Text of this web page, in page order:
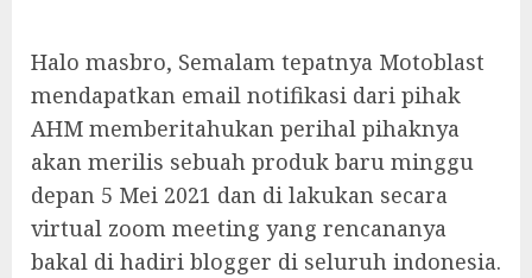
Halo masbro, Semalam tepatnya Motoblast
mendapatkan email notifikasi dari pihak
AHM memberitahukan perihal pihaknya
akan merilis sebuah produk baru minggu
depan 5 Mei 2021 dan di lakukan secara
virtual zoom meeting yang rencananya
bakal di hadiri blogger di seluruh indonesia.